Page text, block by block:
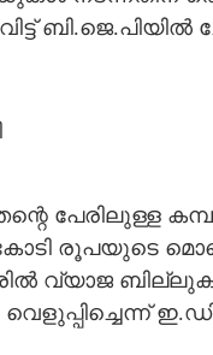
പേരിലുള്ള
രൂപയുടെ
വ്യാജ
വെളുപ്പിച്ചെന്ന്